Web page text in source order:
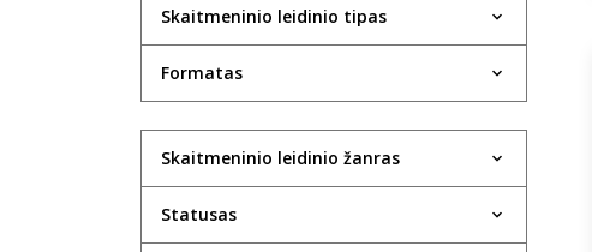
Skaitmeninio leidinio tipas
Formatas
Skaitmeninio leidinio žanras
Statusas